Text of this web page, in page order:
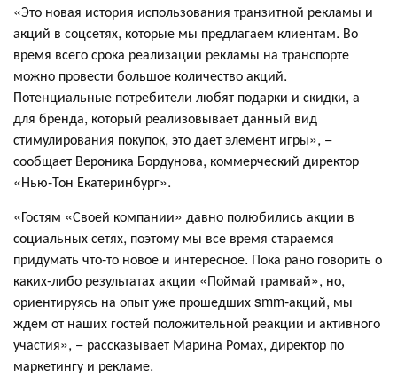
«Это новая история использования транзитной рекламы и
акций в соцсетях, которые мы предлагаем клиентам. Во
время всего срока реализации рекламы на транспорте
можно провести большое количество акций.
Потенциальные потребители любят подарки и скидки, а
для бренда, который реализовывает данный вид
стимулирования покупок, это дает элемент игры», −
сообщает Вероника Бордунова, коммерческий директор
«Нью-Тон Екатеринбург».
«Гостям «Своей компании» давно полюбились акции в
социальных сетях, поэтому мы все время стараемся
придумать что-то новое и интересное. Пока рано говорить о
каких-либо результатах акции «Поймай трамвай», но,
ориентируясь на опыт уже прошедших smm-акций, мы
ждем от наших гостей положительной реакции и активного
участия», − рассказывает Марина Ромах, директор по
маркетингу и рекламе.